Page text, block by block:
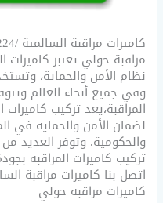
مراقبة حولي تعتبر
نظام الأمن والحماية،
وفي جميع أنحاء العالم
المراقبة،يعد تركيب
لضمان الأمن والحماية في
والحكومية. وتوفر العديد
تركيب كاميرات المراقبة
اتصل بنا كاميرات مراقبة السالمية /
كاميرات مراقبة حولي